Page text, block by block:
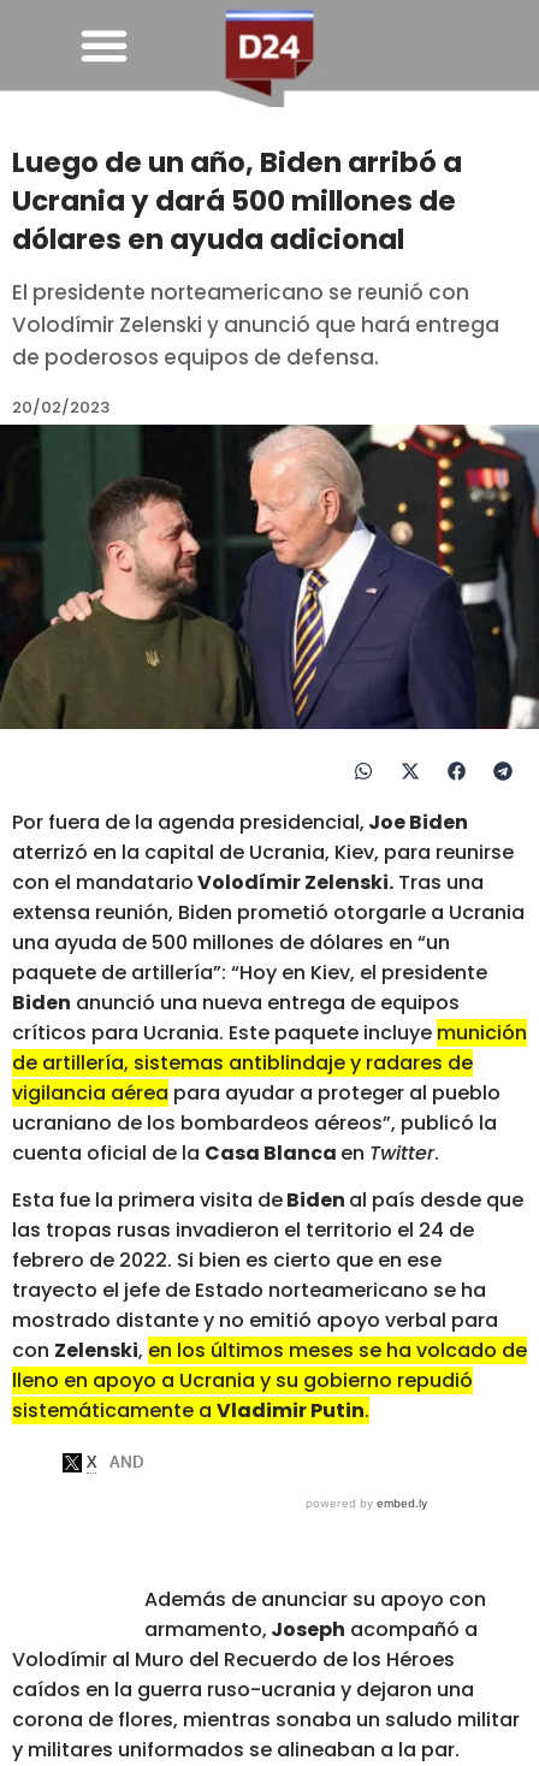
Luego de un año, Biden arribó a
Ucrania y dará 500 millones de
dólares en ayuda adicional
El presidente norteamericano se reunió con
Volodímir Zelenski y anunció que hará entrega
de poderosos equipos de defensa.
20/02/2023
Por fuera de la agenda presidencial, Joe Biden
aterrizó en la capital de Ucrania, Kiev, para reunirse
con el mandatarioVolodímir Zelenski. Tras una
extensa reunión, Biden prometió otorgarle a Ucrania
una ayuda de 500 millones de dólares en “un
paquete de artillería”: “Hoy en Kiev, el presidente
Biden anunció una nueva entrega de equipos
críticos para Ucrania. Este paquete incluye munición
de artillería, sistemas antiblindaje y radares de
vigilancia aérea para ayudar a proteger al pueblo
ucraniano de los bombardeos aéreos”, publicó la
cuenta oficial de la Casa Blanca en Twitter.
Esta fue la primera visita deBiden al país desde que
las tropas rusas invadieron el territorio el 24 de
febrero de 2022. Si bien es cierto que en ese
trayecto el jefe de Estado norteamericano se ha
mostrado distante y no emitió apoyo verbal para
con Zelenski, en los últimos meses se ha volcado de
lleno en apoyo a Ucrania y su gobierno repudió
sistemáticamente a Vladimir Putin.
Además de anunciar su apoyo con
armamento, Joseph acompañó a
Volodímir al Muro del Recuerdo de los Héroes
caídos en la guerra ruso-ucrania y dejaron una
corona de flores, mientras sonaba un saludo militar
y militares uniformados se alineaban a la par.